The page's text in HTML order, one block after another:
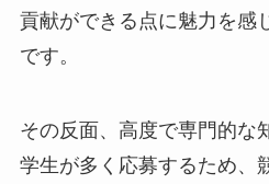
貢献ができる点に魅力を感
です。
その反面、高度で専門的な
学生が多く応募するため、